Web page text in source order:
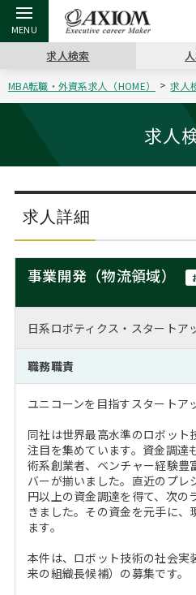
戻る
アクシアムの特長
サービス案内
コンサルタントの紹介
戻る
キャリア支援 TOP
キャリアデザイン講座
（最新求人市場動向）
ステージ別アドバイス
MBAの転職事例
MBAからのFAQ
MBA留学生数の推移
MBAを生かす求人特集
年齢と年収の相関図
戻る
転職ツール TOP
英文レジュメの書き方
職務経歴書の書き方
外資系／面接攻略のコツ
戻る
転職コラム TOP
“展”職相談室
転職市場の明日をよめ
キャリアに効く一冊
注目企業インタビュー
戻る
イベント・セミナー TOP
ジョブフェア
キャリアデザインセミナー
プロ経営者の特別セミナー
Career Talk Live
MBA NETWORKING
戻る
会社概要 TOP
沿革
主なクライアント
パブリシティ
ニュースリリース
求人検索
MBA転職・外資系求人（HOME） 求人
求人
求人詳細
事業開発（物流領域）
日系ロボティクス・スタートア
職務職責
ユニコーンを目指すスタートア
同社は世界最高水準のロボット
注目を集めています。資金調達
術系創業者、ベンチャー経験豊
バーが揃いました。直近のプレ
円以上の資金調達を得て、次の
きました。その資金を元手に、
ます。
本件は、ロボット技術の社会実
来の組織長候補）の募集です。